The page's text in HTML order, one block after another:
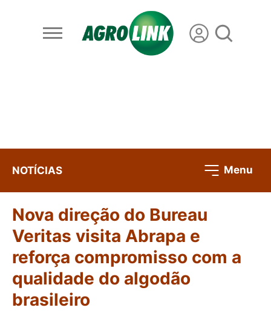
NOTÍCIAS Menu
Nova direção do Bureau
Veritas visita Abrapa e
reforça compromisso com a
qualidade do algodão
brasileiro